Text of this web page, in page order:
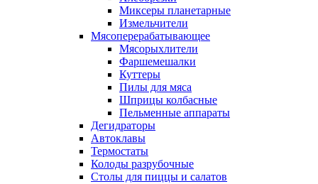
Миксеры планетарные
Измельчители
Мясоперерабатывающее
Мясорыхлители
Фаршемешалки
Куттеры
Пилы для мяса
Шприцы колбасные
Пельменные аппараты
Дегидраторы
Автоклавы
Термостаты
Колоды разрубочные
Столы для пиццы и салатов